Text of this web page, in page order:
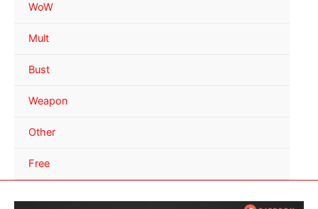
WoW
Mult
Bust
Weapon
Other
Free